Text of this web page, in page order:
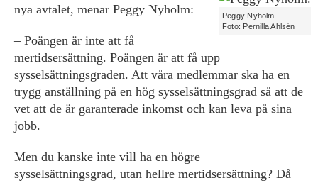
Peggy Nyholm.
Foto: Pernilla Ahlsén
nya avtalet, menar Peggy Nyholm:
– Poängen är inte att få
mertidsersättning. Poängen är att få upp
sysselsättningsgraden. Att våra medlemmar ska ha en
trygg anställning på en hög sysselsättningsgrad så att de
vet att de är garanterade inkomst och kan leva på sina
jobb.
Men du kanske inte vill ha en högre
sysselsättningsgrad, utan hellre mertidsersättning? Då